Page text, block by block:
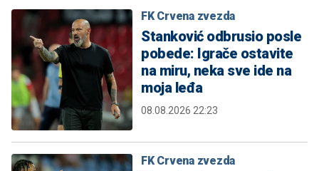
FK Crvena zvezda
Stanković odbrusio posle
pobede: Igrače ostavite
na miru, neka sve ide na
moja leđa
08.08.2026 22:23
FK Crvena zvezda